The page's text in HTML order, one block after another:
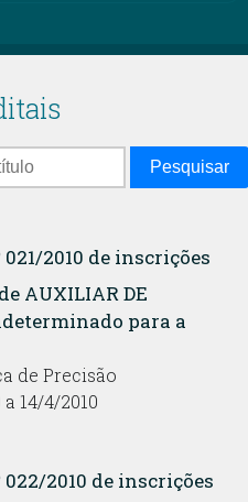
Pesquisar
2010 de inscrições
AUXILIAR DE
para a
de Precisão
14/4/2010
2010 de inscrições